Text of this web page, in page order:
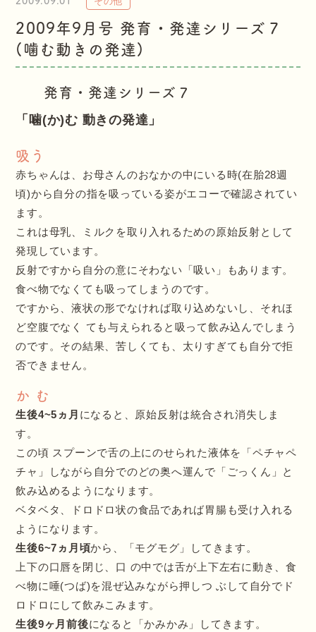
2009年9月号 発育・発達シリーズ７
(噛む動きの発達)
発育・発達シリーズ７
「噛(か)む 動きの発達」
吸う
赤ちゃんは、お母さんのおなかの中にいる時(在胎28週
頃)から自分の指を吸っている姿がエコーで確認されてい
ます。
これは母乳、ミルクを取り入れるための原始反射として
発現しています。
反射ですから自分の意にそわない「吸い」もあります。
食べ物でなくても吸ってしまうのです。
ですから、液状の形でなければ取り込めないし、それほ
ど空腹でなく ても与えられると吸って飲み込んでしまう
のです。その結果、苦しくても、太りすぎても自分で拒
否できません。
か む
生後4~5ヵ月 になると、原始反射は統合され消失しま
す。
この頃 スプーンで舌の上にのせられた液体を「ペチャペ
チャ」しながら自分でのどの奥へ運んで「ごっくん」と
飲み込めるようになります。
ベタベタ、ドロドロ状の食品であれば胃腸も受け入れる
ようになります。
生後6~7ヵ月頃から、「モグモグ」してきます。
上下の口唇を閉じ、口 の中では舌が上下左右に動き、食
べ物に唾(つば)を混ぜ込みながら押しつ ぶして自分でド
ロドロにして飲みこみます。
生後9ヶ月前後になると「かみかみ」してきます。